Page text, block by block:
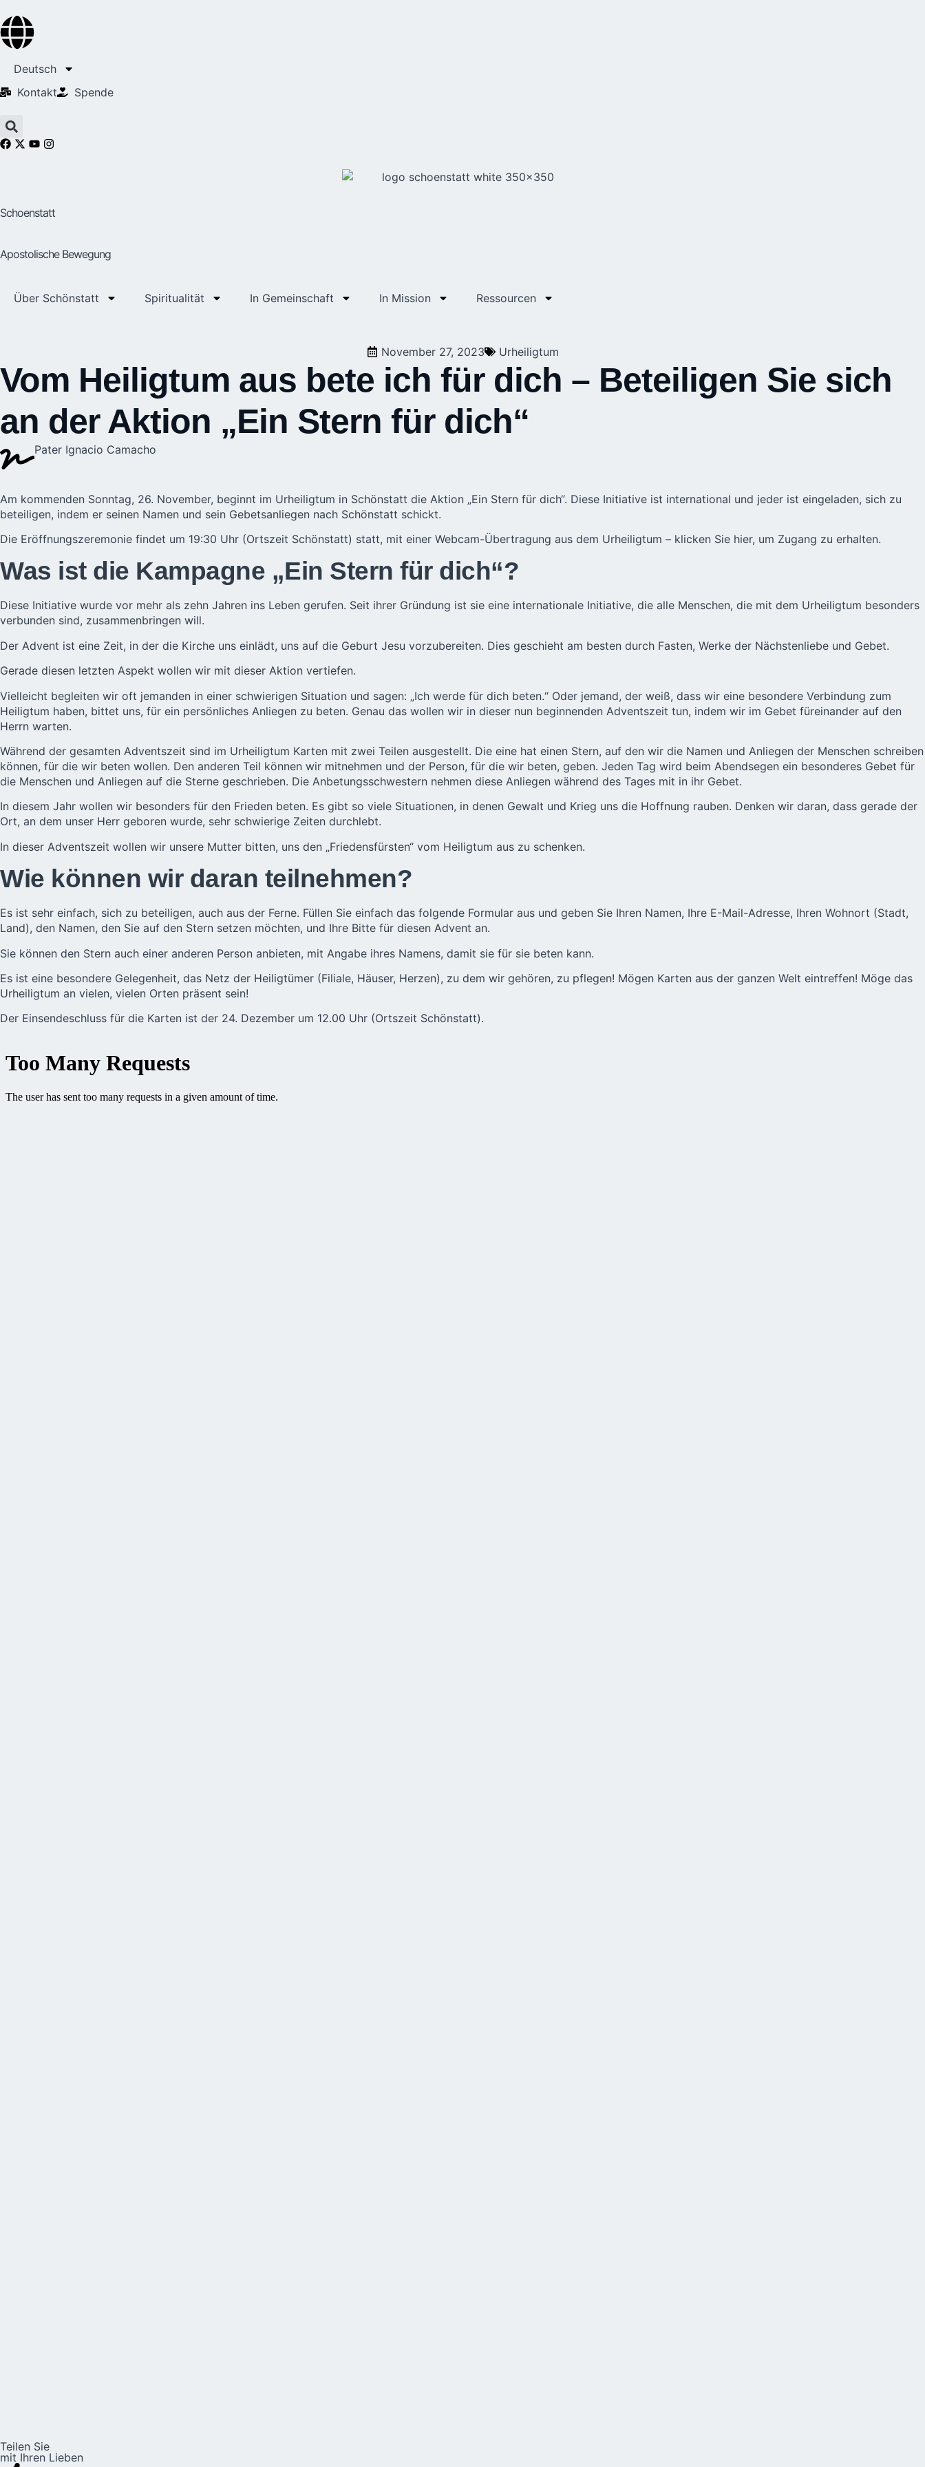
Deutsch
Kontakt
Spende
Schoenstatt
Apostolische Bewegung
Über Schönstatt Spiritualität In Gemeinschaft In Mission Ressourcen
November 27, 2023 Urheiligtum
Vom Heiligtum aus bete ich für dich – Beteiligen Sie sich
an der Aktion „Ein Stern für dich“
Pater Ignacio Camacho
Am kommenden Sonntag, 26. November, beginnt im Urheiligtum in Schönstatt die Aktion „Ein Stern für dich“. Diese Initiative ist international und jeder ist eingeladen, sich zu
beteiligen, indem er seinen Namen und sein Gebetsanliegen nach Schönstatt schickt.
Die Eröffnungszeremonie findet um 19:30 Uhr (Ortszeit Schönstatt) statt, mit einer Webcam-Übertragung aus dem Urheiligtum – klicken Sie hier, um Zugang zu erhalten.
Was ist die Kampagne „Ein Stern für dich“?
Diese Initiative wurde vor mehr als zehn Jahren ins Leben gerufen. Seit ihrer Gründung ist sie eine internationale Initiative, die alle Menschen, die mit dem Urheiligtum besonders
verbunden sind, zusammenbringen will.
Der Advent ist eine Zeit, in der die Kirche uns einlädt, uns auf die Geburt Jesu vorzubereiten. Dies geschieht am besten durch Fasten, Werke der Nächstenliebe und Gebet.
Gerade diesen letzten Aspekt wollen wir mit dieser Aktion vertiefen.
Vielleicht begleiten wir oft jemanden in einer schwierigen Situation und sagen: „Ich werde für dich beten.“ Oder jemand, der weiß, dass wir eine besondere Verbindung zum
Heiligtum haben, bittet uns, für ein persönliches Anliegen zu beten. Genau das wollen wir in dieser nun beginnenden Adventszeit tun, indem wir im Gebet füreinander auf den
Herrn warten.
Während der gesamten Adventszeit sind im Urheiligtum Karten mit zwei Teilen ausgestellt. Die eine hat einen Stern, auf den wir die Namen und Anliegen der Menschen schreiben
können, für die wir beten wollen. Den anderen Teil können wir mitnehmen und der Person, für die wir beten, geben. Jeden Tag wird beim Abendsegen ein besonderes Gebet für
die Menschen und Anliegen auf die Sterne geschrieben. Die Anbetungsschwestern nehmen diese Anliegen während des Tages mit in ihr Gebet.
In diesem Jahr wollen wir besonders für den Frieden beten. Es gibt so viele Situationen, in denen Gewalt und Krieg uns die Hoffnung rauben. Denken wir daran, dass gerade der
Ort, an dem unser Herr geboren wurde, sehr schwierige Zeiten durchlebt.
In dieser Adventszeit wollen wir unsere Mutter bitten, uns den „Friedensfürsten“ vom Heiligtum aus zu schenken.
Wie können wir daran teilnehmen?
Es ist sehr einfach, sich zu beteiligen, auch aus der Ferne. Füllen Sie einfach das folgende Formular aus und geben Sie Ihren Namen, Ihre E-Mail-Adresse, Ihren Wohnort (Stadt,
Land), den Namen, den Sie auf den Stern setzen möchten, und Ihre Bitte für diesen Advent an.
Sie können den Stern auch einer anderen Person anbieten, mit Angabe ihres Namens, damit sie für sie beten kann.
Es ist eine besondere Gelegenheit, das Netz der Heiligtümer (Filiale, Häuser, Herzen), zu dem wir gehören, zu pflegen! Mögen Karten aus der ganzen Welt eintreffen! Möge das
Urheiligtum an vielen, vielen Orten präsent sein!
Der Einsendeschluss für die Karten ist der 24. Dezember um 12.00 Uhr (Ortszeit Schönstatt).
Teilen Sie
mit Ihren Lieben